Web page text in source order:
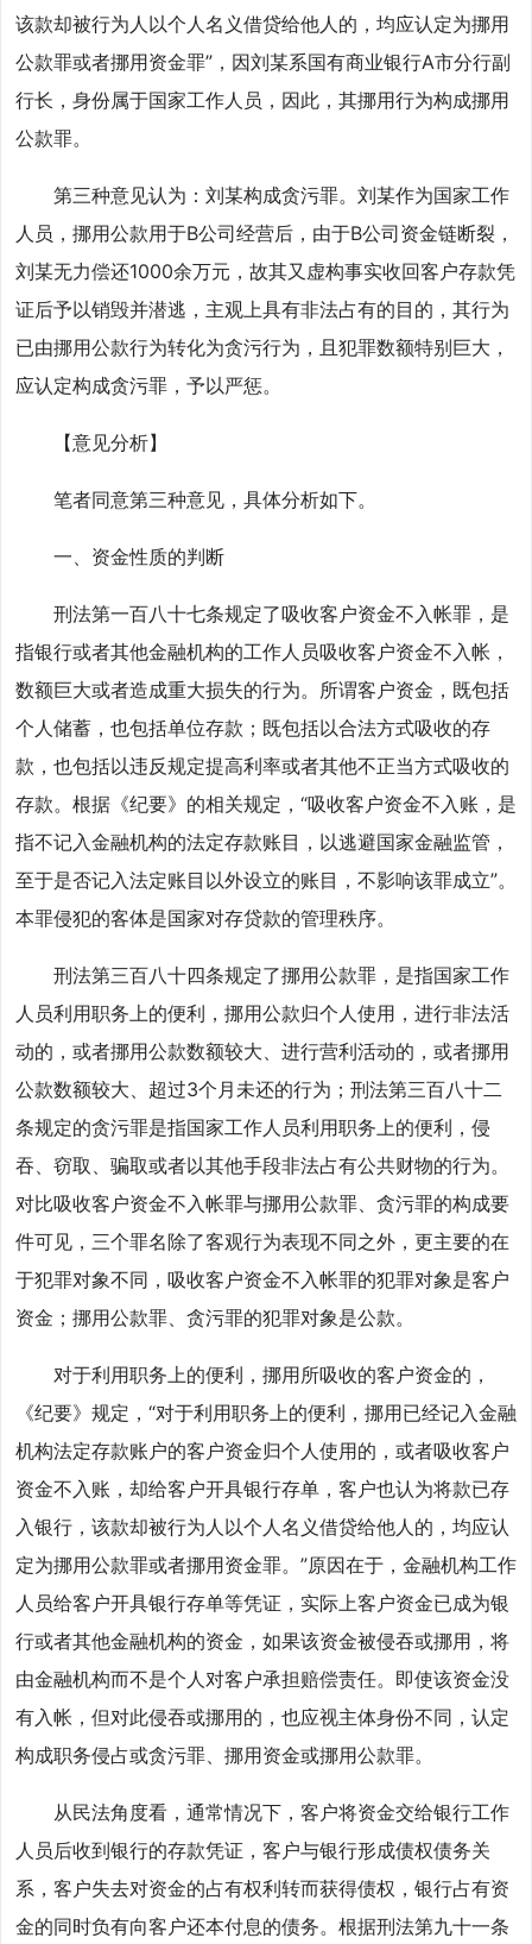
该款却被行为人以个人名义借贷给他人的，均应认定为挪用
公款罪或者挪用资金罪”，因刘某系国有商业银行A市分行副
行长，身份属于国家工作人员，因此，其挪用行为构成挪用
公款罪。
第三种意见认为：刘某构成贪污罪。刘某作为国家工作
人员，挪用公款用于B公司经营后，由于B公司资金链断裂，
刘某无力偿还1000余万元，故其又虚构事实收回客户存款凭
证后予以销毁并潜逃，主观上具有非法占有的目的，其行为
已由挪用公款行为转化为贪污行为，且犯罪数额特别巨大，
应认定构成贪污罪，予以严惩。
【意见分析】
笔者同意第三种意见，具体分析如下。
一、资金性质的判断
刑法第一百八十七条规定了吸收客户资金不入帐罪，是
指银行或者其他金融机构的工作人员吸收客户资金不入帐，
数额巨大或者造成重大损失的行为。所谓客户资金，既包括
个人储蓄，也包括单位存款；既包括以合法方式吸收的存
款，也包括以违反规定提高利率或者其他不正当方式吸收的
存款。根据《纪要》的相关规定，“吸收客户资金不入账，是
指不记入金融机构的法定存款账目，以逃避国家金融监管，
至于是否记入法定账目以外设立的账目，不影响该罪成立”。
本罪侵犯的客体是国家对存贷款的管理秩序。
刑法第三百八十四条规定了挪用公款罪，是指国家工作
人员利用职务上的便利，挪用公款归个人使用，进行非法活
动的，或者挪用公款数额较大、进行营利活动的，或者挪用
公款数额较大、超过3个月未还的行为；刑法第三百八十二
条规定的贪污罪是指国家工作人员利用职务上的便利，侵
吞、窃取、骗取或者以其他手段非法占有公共财物的行为。
对比吸收客户资金不入帐罪与挪用公款罪、贪污罪的构成要
件可见，三个罪名除了客观行为表现不同之外，更主要的在
于犯罪对象不同，吸收客户资金不入帐罪的犯罪对象是客户
资金；挪用公款罪、贪污罪的犯罪对象是公款。
对于利用职务上的便利，挪用所吸收的客户资金的，
《纪要》规定，“对于利用职务上的便利，挪用已经记入金融
机构法定存款账户的客户资金归个人使用的，或者吸收客户
资金不入账，却给客户开具银行存单，客户也认为将款已存
入银行，该款却被行为人以个人名义借贷给他人的，均应认
定为挪用公款罪或者挪用资金罪。”原因在于，金融机构工作
人员给客户开具银行存单等凭证，实际上客户资金已成为银
行或者其他金融机构的资金，如果该资金被侵吞或挪用，将
由金融机构而不是个人对客户承担赔偿责任。即使该资金没
有入帐，但对此侵吞或挪用的，也应视主体身份不同，认定
构成职务侵占或贪污罪、挪用资金或挪用公款罪。
从民法角度看，通常情况下，客户将资金交给银行工作
人员后收到银行的存款凭证，客户与银行形成债权债务关
系，客户失去对资金的占有权利转而获得债权，银行占有资
金的同时负有向客户还本付息的债务。根据刑法第九十一条